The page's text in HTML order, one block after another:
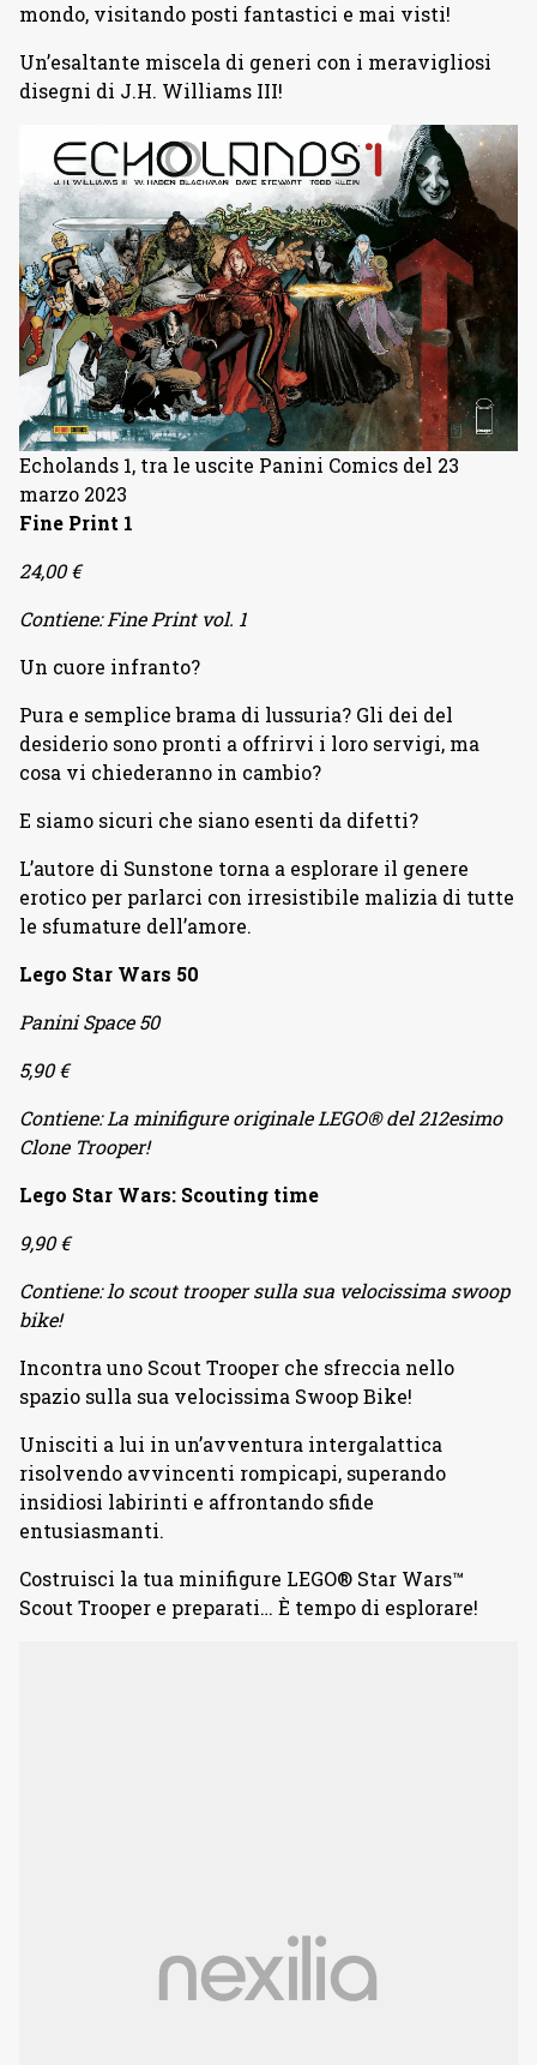
mondo, visitando posti fantastici e mai visti!
Un’esaltante miscela di generi con i meravigliosi
disegni di J.H. Williams III!
Echolands 1, tra le uscite Panini Comics del 23
marzo 2023
Fine Print 1
24,00 €
Contiene: Fine Print vol. 1
Un cuore infranto?
Pura e semplice brama di lussuria? Gli dei del
desiderio sono pronti a offrirvi i loro servigi, ma
cosa vi chiederanno in cambio?
E siamo sicuri che siano esenti da difetti?
L’autore di Sunstone torna a esplorare il genere
erotico per parlarci con irresistibile malizia di tutte
le sfumature dell’amore.
Lego Star Wars 50
Panini Space 50
5,90 €
Contiene: La minifigure originale LEGO® del 212esimo
Clone Trooper!
Lego Star Wars: Scouting time
9,90 €
Contiene: lo scout trooper sulla sua velocissima swoop
bike!
Incontra uno Scout Trooper che sfreccia nello
spazio sulla sua velocissima Swoop Bike!
Unisciti a lui in un’avventura intergalattica
risolvendo avvincenti rompicapi, superando
insidiosi labirinti e affrontando sfide
entusiasmanti.
Costruisci la tua minifigure LEGO® Star Wars™
Scout Trooper e preparati… È tempo di esplorare!